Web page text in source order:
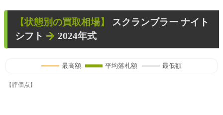
【状態別の買取相場】
スクランブラー ナイト
シフト
2024年式
最高額 平均落札額 最低額
【評価点】